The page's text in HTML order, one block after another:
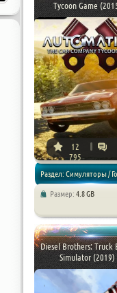
Tycoon Game
12
795
Раздел: Симуляторы /
Размер: 4.8 GB
Diesel Brothers: Truck
Simulator (2019)